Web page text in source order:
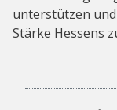
unterstützen
Stärke Hessens